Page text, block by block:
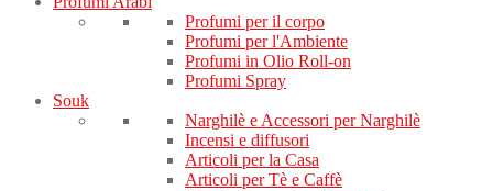
Profumi per il corpo
Profumi per l'Ambiente
Profumi in Olio Roll-on
Profumi Spray
Souk
Narghilè e Accessori per Narghilè
Incensi e diffusori
Articoli per la Casa
Articoli per Tè e Caffè